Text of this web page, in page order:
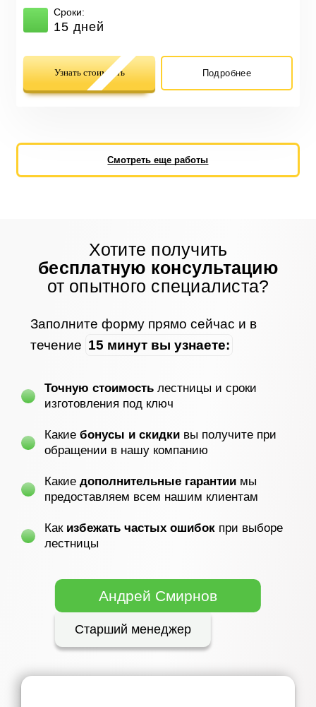
Сроки:
15 дней
Узнать стоимость Подробнее
Смотреть еще работы
Хотите получить
бесплатную консультацию
от опытного специалиста?
Заполните форму прямо сейчас и в
течение 15 минут вы узнаете:
Точную стоимость лестницы и сроки
изготовления под ключ
Какие бонусы и скидки вы получите при
обращении в нашу компанию
Какие дополнительные гарантии мы
предоставляем всем нашим клиентам
Какизбежать частых ошибок при выборе
лестницы
Андрей Смирнов
Старший менеджер